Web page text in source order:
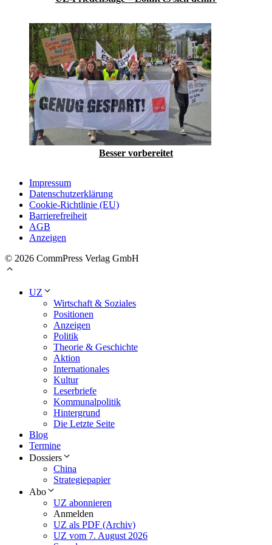
Besser vorbereitet
Impressum
Datenschutzerklärung
Cookie-Richtlinie (EU)
Barrierefreiheit
AGB
Anzeigen
© 2026 CommPress Verlag GmbH
UZ
Wirtschaft & Soziales
Positionen
Anzeigen
Politik
Theorie & Geschichte
Aktion
Internationales
Kultur
Leserbriefe
Kommunalpolitik
Hintergrund
Die Letzte Seite
Blog
Termine
Dossiers
China
Strategiepapier
Abo
UZ abonnieren
Anmelden
UZ als PDF (Archiv)
UZ vom 7. August 2026